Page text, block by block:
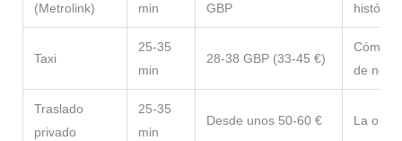
(Metrolink)
min
GBP
histórico
Taxi
25-35
min
28-38 GBP (33-45 €)
de
Traslado
privado
25-35
min
Desde unos 50-60 € La